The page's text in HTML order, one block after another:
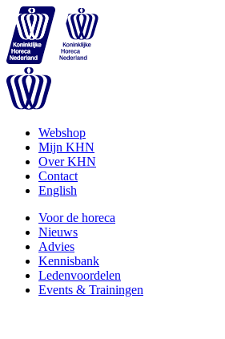
Webshop
Mijn KHN
Over KHN
Contact
English
Voor de horeca
Nieuws
Advies
Kennisbank
Ledenvoordelen
Events & Trainingen